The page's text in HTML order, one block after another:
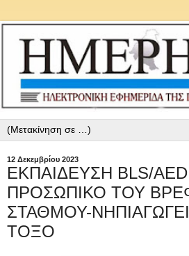
12 Δεκεμβρίου 2023
ΕΚΠΑΙΔΕΥΣΗ BLS/
ΠΡΟΣΩΠΙΚΟ ΤΟΥ
ΣΤΑΘΜΟΥ-
ΤΟΞΟ